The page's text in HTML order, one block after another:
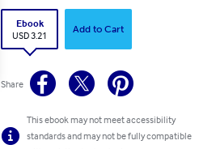
Ebook
USD 3.21
Add to Cart
Share
This ebook may not meet accessibility
standards and may not be fully compatible